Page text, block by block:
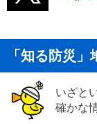
「知る防災」
いざと
確かな